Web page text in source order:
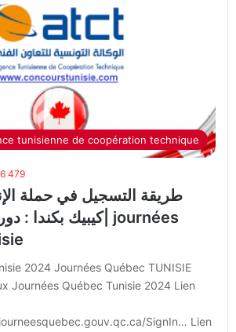
tunisienne de coopération technique
479
طريقة التسجيل في حملة
2024 Journées Québec TUNISIE
Journées Québec Tunisie 2024 Lien
SignIn… Lien